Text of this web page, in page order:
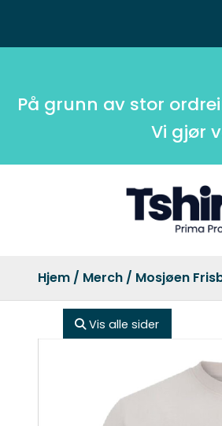
På grunn av stor
Vi gjør
Hjem / Merch / Mosjøen
Vis alle sider